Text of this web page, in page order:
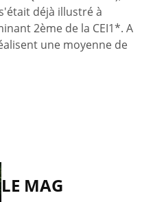
déjà illustré à
2ème de la CEI1*. A
une moyenne de
LE MAG